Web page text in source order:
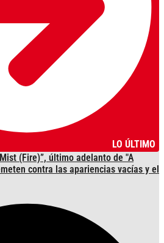
LO ÚLTIMO
(Fire)”, último adelanto de "A
contra las apariencias vacías y el